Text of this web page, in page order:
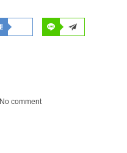
No comment